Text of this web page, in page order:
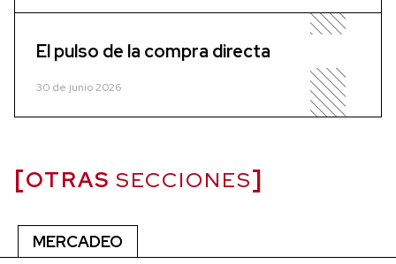
El pulso de la compra directa
30 de junio 2026
OTRAS SECCIONES
MERCADEO